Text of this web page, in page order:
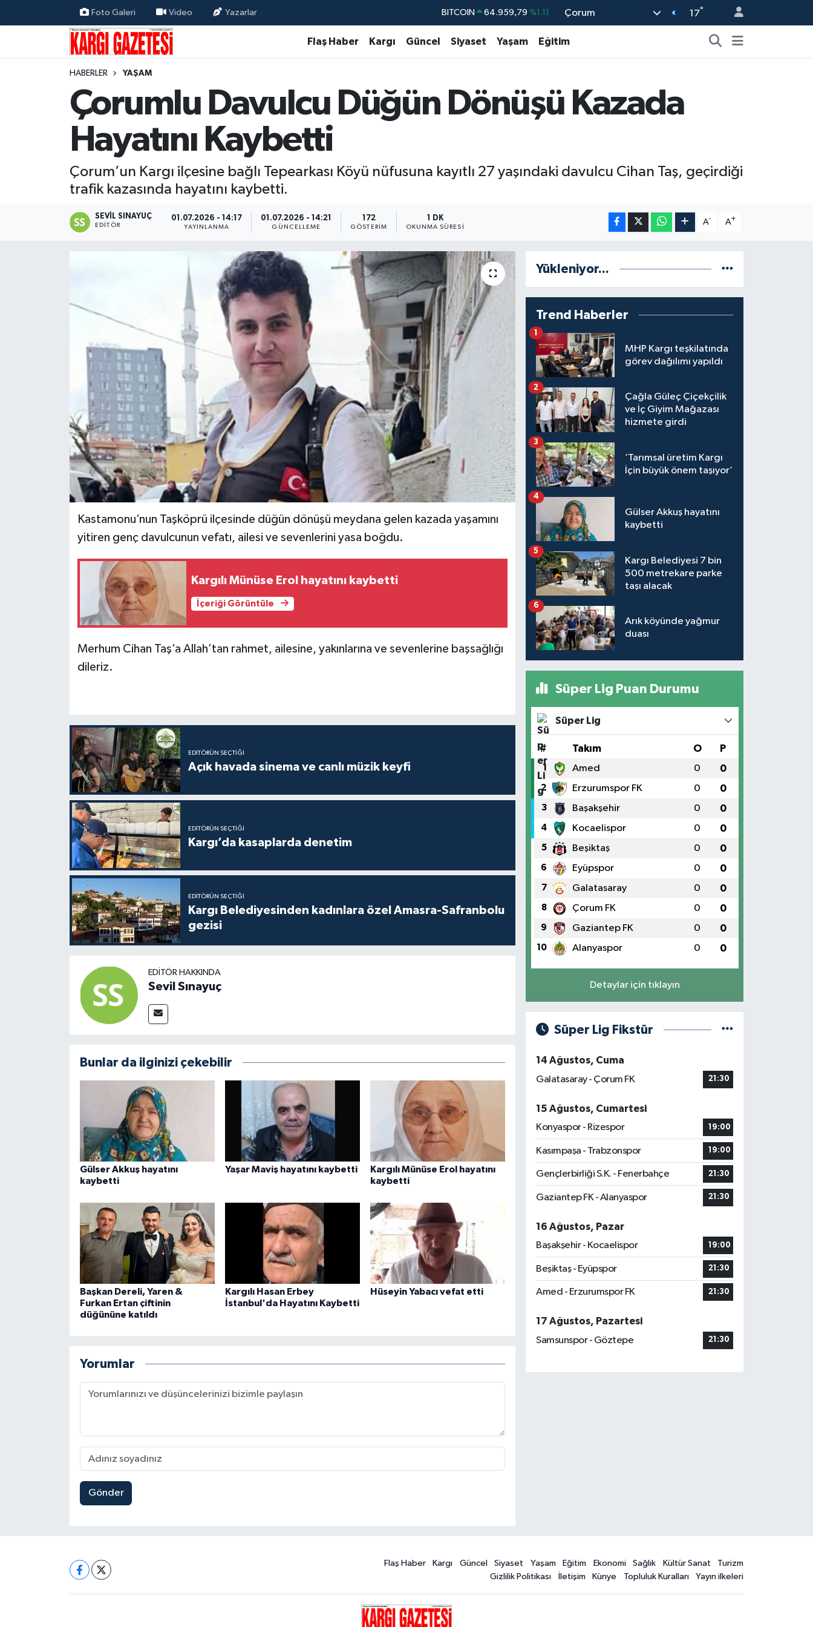
Foto Galeri Video Yazarlar BITCOIN 64.959,79 %1.11
GRAM ALTIN 6660.55 %0.03
%-14
Çorum 17°
Flaş Haber Kargı Güncel Siyaset Yaşam Eğitim
HABERLER YAŞAM
Çorumlu Davulcu Düğün Dönüşü Kazada
Hayatını Kaybetti
Çorum’un Kargı ilçesine bağlı Tepearkası Köyü nüfusuna kayıtlı 27 yaşındaki davulcu Cihan Taş, geçirdiği
trafik kazasında hayatını kaybetti.
SEVIL SINAYUÇ
EDITÖR
01.07.2026 - 14:17
YAYINLANMA
01.07.2026 - 14:21
GÜNCELLEME
172
GÖSTERIM
1 DK
OKUNMA SÜRESI
A- A+
Kastamonu’nun Taşköprü ilçesinde düğün dönüşü meydana gelen kazada yaşamını
yitiren genç davulcunun vefatı, ailesi ve sevenlerini yasa boğdu.
Kargılı Münüse Erol hayatını kaybetti
İçeriği Görüntüle
Merhum Cihan Taş’a Allah’tan rahmet, ailesine, yakınlarına ve sevenlerine başsağlığı
dileriz.
EDITÖRÜN SEÇTIĞI
Açık havada sinema ve canlı müzik keyfi
EDITÖRÜN SEÇTIĞI
Kargı’da kasaplarda denetim
EDITÖRÜN SEÇTIĞI
Kargı Belediyesinden kadınlara özel Amasra-Safranbolu
gezisi
EDITÖR HAKKINDA
Sevil Sınayuç
Bunlar da ilginizi çekebilir
Gülser Akkuş hayatını
kaybetti
Yaşar Maviş hayatını kaybetti
Kargılı Münüse Erol hayatını
kaybetti
Başkan Dereli, Yaren &
Furkan Ertan çiftinin
düğününe katıldı
Kargılı Hasan Erbey
İstanbul'da Hayatını Kaybetti
Hüseyin Yabacı vefat etti
Yorumlar
Gönder
Yükleniyor...
Trend Haberler
MHP Kargı teşkilatında
görev dağılımı yapıldı
1
Çağla Güleç Çiçekçilik
ve İç Giyim Mağazası
hizmete girdi
2
‘Tarımsal üretim Kargı
İçin büyük önem taşıyor’
3
Gülser Akkuş hayatını
kaybetti
4
Kargı Belediyesi 7 bin
500 metrekare parke
taşı alacak
5
Arık köyünde yağmur
duası
6
Süper Lig Puan Durumu
Süper Lig
# Takım O P
1 Amed 0 0
2 Erzurumspor FK 0 0
3 Başakşehir 0 0
4 Kocaelispor 0 0
5 Beşiktaş 0 0
6 Eyüpspor 0 0
7 Galatasaray 0 0
8 Çorum FK 0 0
9 Gaziantep FK 0 0
10 Alanyaspor 0 0
Detaylar için tıklayın
Süper Lig Fikstür
14 Ağustos, Cuma
Galatasaray - Çorum FK
21:30
15 Ağustos, Cumartesi
Konyaspor - Rizespor
19:00
Kasımpaşa - Trabzonspor 19:00
Gençlerbirliği S.K. - Fenerbahçe 21:30
Gaziantep FK - Alanyaspor 21:30
16 Ağustos, Pazar
Başakşehir - Kocaelispor
19:00
Beşiktaş - Eyüpspor 21:30
Amed - Erzurumspor FK 21:30
17 Ağustos, Pazartesi
Samsunspor - Göztepe
21:30
Flaş Haber Kargı Güncel Siyaset Yaşam Eğitim Ekonomi Sağlık Kültür Sanat
Turizm
Gizlilik Politikası
İletişim Künye Topluluk Kuralları Yayın ilkeleri
Flaş Haber
Nöbetçi Eczaneler
Hava Durumu
Çorum Namaz Vakitleri
Trafik Durumu
Süper Lig Puan Durumu ve Fikstür
Son Dakika Haberleri